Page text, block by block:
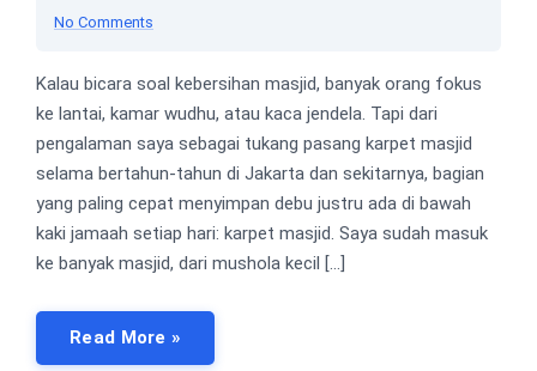
No Comments
Kalau bicara soal kebersihan masjid, banyak orang fokus
ke lantai, kamar wudhu, atau kaca jendela. Tapi dari
pengalaman saya sebagai tukang pasang karpet masjid
selama bertahun-tahun di Jakarta dan sekitarnya, bagian
yang paling cepat menyimpan debu justru ada di bawah
kaki jamaah setiap hari: karpet masjid. Saya sudah masuk
ke banyak masjid, dari mushola kecil […]
Read More »